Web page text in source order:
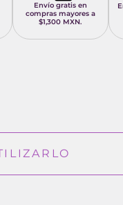
Envío gratis en
compras mayores a
$1,300 MXN.